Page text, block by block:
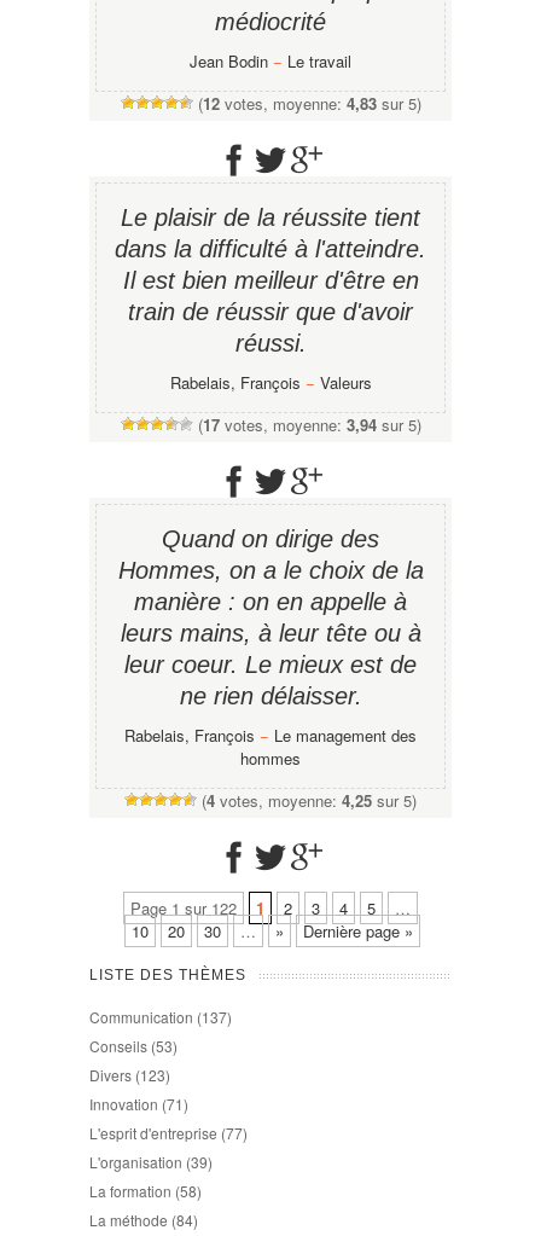
médiocrité
Jean Bodin − Le travail
(12votes, moyenne: 4,83sur 5)
Le plaisir de la réussite tient
dans la difficulté à l'atteindre.
Il est bien meilleur d'être en
train de réussir que d'avoir
réussi.
Rabelais, François − Valeurs
(17votes, moyenne: 3,94sur 5)
Quand on dirige des
Hommes, on a le choix de la
manière : on en appelle à
leurs mains, à leur tête ou à
leur coeur. Le mieux est de
ne rien délaisser.
Rabelais, François − Le management des
hommes
(4 votes, moyenne: 4,25 sur 5)
Page 1 sur 122 1 2 3 4 5
…
10
20 30 … » Dernière page »
LISTE DES THÈMES
Communication (137)
Conseils (53)
Divers (123)
Innovation (71)
L'esprit d'entreprise (77)
L'organisation (39)
La formation (58)
La méthode (84)